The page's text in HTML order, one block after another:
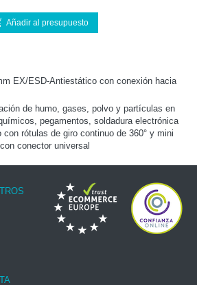
Añadir al presupuesto
EX/ESD-Antiestático con conexión hacia
de humo, gases, polvo y partículas en
pegamentos, soldadura electrónica
rótulas de giro continuo de 360° y mini
conector universal